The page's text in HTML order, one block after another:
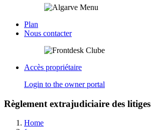
Plan
Nous contacter
Accès propriétaire
Login to the owner portal
Règlement extrajudiciaire des litiges
Home